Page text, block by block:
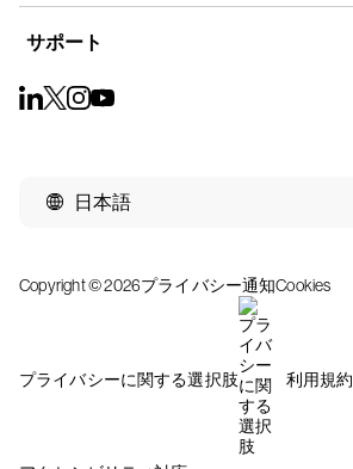
サポート
日本語
Copyright © 2026プライバシー通知Cookies
プライバシーに関する選択肢 利用規約